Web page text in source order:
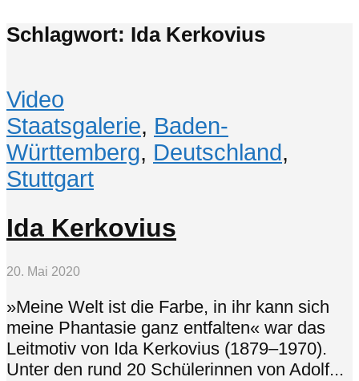
Schlagwort: Ida Kerkovius
Video
Staatsgalerie, Baden-
Württemberg, Deutschland,
Stuttgart
Ida Kerkovius
20. Mai 2020
»Meine Welt ist die Farbe, in ihr kann sich
meine Phantasie ganz entfalten« war das
Leitmotiv von Ida Kerkovius (1879‒1970).
Unter den rund 20 Schülerinnen von Adolf...